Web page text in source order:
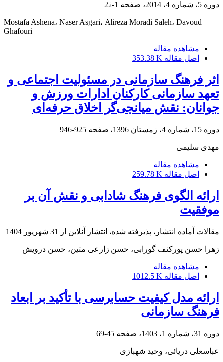
دوره 5، شماره 4، 2014، صفحه 1-22
Mostafa Ashena، Naser Asgari، Alireza Moradi Saleh، Davoud
Ghafouri
مشاهده مقاله
اصل مقاله 353.38 K
اثر فرهنگ سازمانی در مسئولیت اجتماعی و
تعهد سازمانی کارکنان ادارات ورزش و
جوانان: نقش میانجی‌گر اخلاق حرفه‌ای
دوره 15، شماره 4، زمستان 1396، صفحه 925-946
مهدی سلیمی
مشاهده مقاله
اصل مقاله 259.78 K
ارائه الگوی فرهنگ شادابی و نقش آن بر
موفقیت
مقالات آماده انتشار، پذیرفته شده، انتشار آنلاین از 31 شهریور 1404
زهرا حسن پورکنف گورابی، حسن زارعی متین، حسن درویش
مشاهده مقاله
اصل مقاله 1012.5 K
ارائه مدل کیفیت حسابرسی با تأکید بر ابعاد
فرهنگ سازمانی
دوره 31، شماره 1، 1403، صفحه 45-69
عباسعلی دریائی، وحید شهبازی